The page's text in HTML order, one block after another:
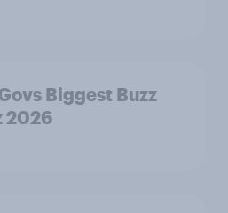
Biggest Buzz
2026